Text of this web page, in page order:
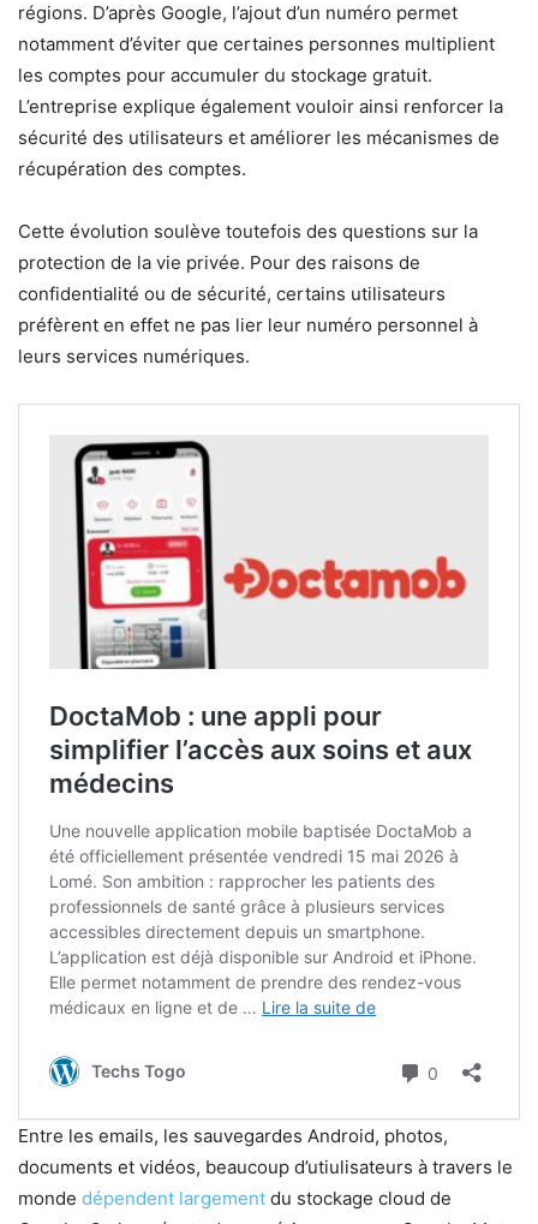
régions. D’après Google, l’ajout d’un numéro permet
notamment d’éviter que certaines personnes multiplient
les comptes pour accumuler du stockage gratuit.
L’entreprise explique également vouloir ainsi renforcer la
sécurité des utilisateurs et améliorer les mécanismes de
récupération des comptes.
Cette évolution soulève toutefois des questions sur la
protection de la vie privée. Pour des raisons de
confidentialité ou de sécurité, certains utilisateurs
préfèrent en effet ne pas lier leur numéro personnel à
leurs services numériques.
Entre les emails, les sauvegardes Android, photos,
documents et vidéos, beaucoup d’utiulisateurs à travers le
monde dépendent largement du stockage cloud de